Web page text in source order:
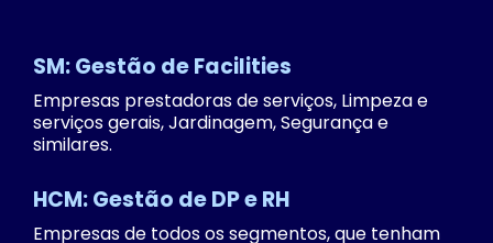
SM: Gestão de Facilities
Empresas prestadoras de serviços, Limpeza e
serviços gerais, Jardinagem, Segurança e
similares.
HCM: Gestão de DP e RH
Empresas de todos os segmentos, que tenham